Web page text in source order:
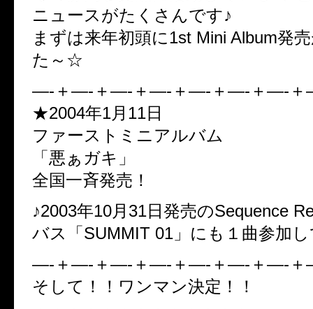
ニュースがたくさんです♪
まずは来年初頭に1st Mini Album発
た～☆
—-＋—-＋—-＋—-＋—-＋—-＋—-＋
★2004年1月11日
ファーストミニアルバム
「悪ぁガキ」
全国一斉発売！
♪2003年10月31日発売のSequence
バス「SUMMIT 01」にも１曲参加
—-＋—-＋—-＋—-＋—-＋—-＋—-＋
そして！！ワンマン決定！！